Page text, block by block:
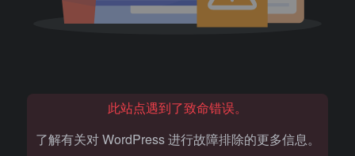
此站点遇到了致命错误。
了解有关对 WordPress 进行故障排除的更多信息。